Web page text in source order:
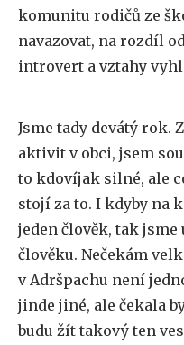
komunitu rodičů ze
navazovat, na rozdíl
introvert a vztahy
Jsme tady devátý rok.
aktivit v obci, jsem
to kdovíjak silné, ale
stojí za to. I kdyby na
jeden člověk, tak
člověku. Nečekám
v Adršpachu není
jinde jiné, ale čekala
budu žít takový ten